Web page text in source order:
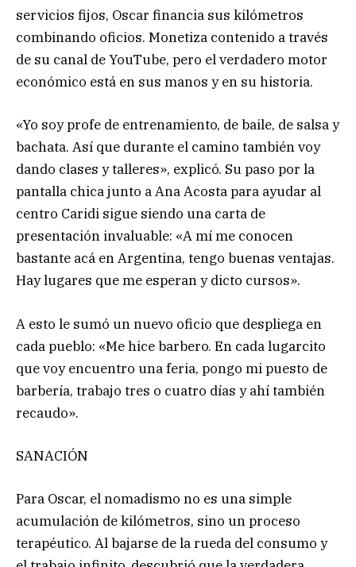
servicios fijos, Oscar financia sus kilómetros
combinando oficios. Monetiza contenido a través
de su canal de YouTube, pero el verdadero motor
económico está en sus manos y en su historia.
«Yo soy profe de entrenamiento, de baile, de salsa y
bachata. Así que durante el camino también voy
dando clases y talleres», explicó. Su paso por la
pantalla chica junto a Ana Acosta para ayudar al
centro Caridi sigue siendo una carta de
presentación invaluable: «A mí me conocen
bastante acá en Argentina, tengo buenas ventajas.
Hay lugares que me esperan y dicto cursos».
A esto le sumó un nuevo oficio que despliega en
cada pueblo: «Me hice barbero. En cada lugarcito
que voy encuentro una feria, pongo mi puesto de
barbería, trabajo tres o cuatro días y ahí también
recaudo».
SANACIÓN
Para Oscar, el nomadismo no es una simple
acumulación de kilómetros, sino un proceso
terapéutico. Al bajarse de la rueda del consumo y